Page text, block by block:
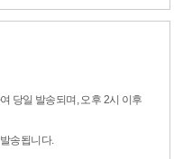
당일 발송되며, 오후 2시 이후
송됩니다.